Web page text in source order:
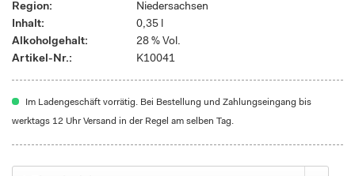
Region:
Niedersachsen
Inhalt:
0,35 l
Alkoholgehalt:
28 % Vol.
Artikel-Nr.:
K10041
Im Ladengeschäft vorrätig. Bei Bestellung und Zahlungseingang bis
werktags 12 Uhr Versand in der Regel am selben Tag.